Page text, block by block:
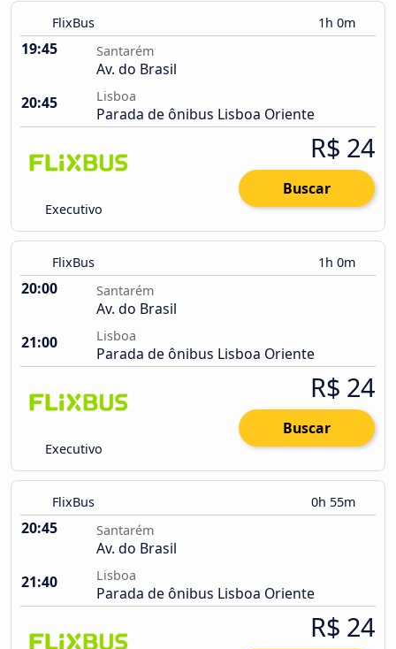
FlixBus 1h 0m
19:45 Santarém
Av. do Brasil
20:45
Lisboa
Parada de ônibus Lisboa Oriente
Executivo
R$ 24
Buscar
FlixBus 1h 0m
20:00 Santarém
Av. do Brasil
21:00
Lisboa
Parada de ônibus Lisboa Oriente
Executivo
R$ 24
Buscar
FlixBus 0h 55m
20:45 Santarém
Av. do Brasil
21:40
Lisboa
Parada de ônibus Lisboa Oriente
R$ 24